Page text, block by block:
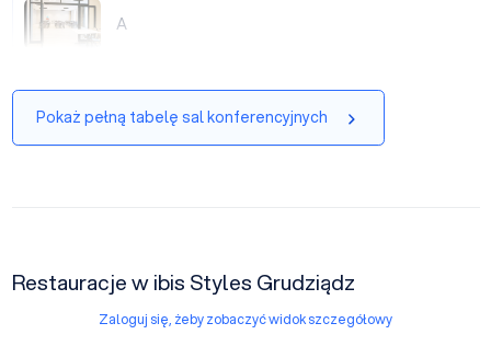
A
A
Pokaż pełną tabelę sal konferencyjnych
Restauracje w ibis Styles Grudziądz
Zaloguj się, żeby zobaczyć widok szczegółowy